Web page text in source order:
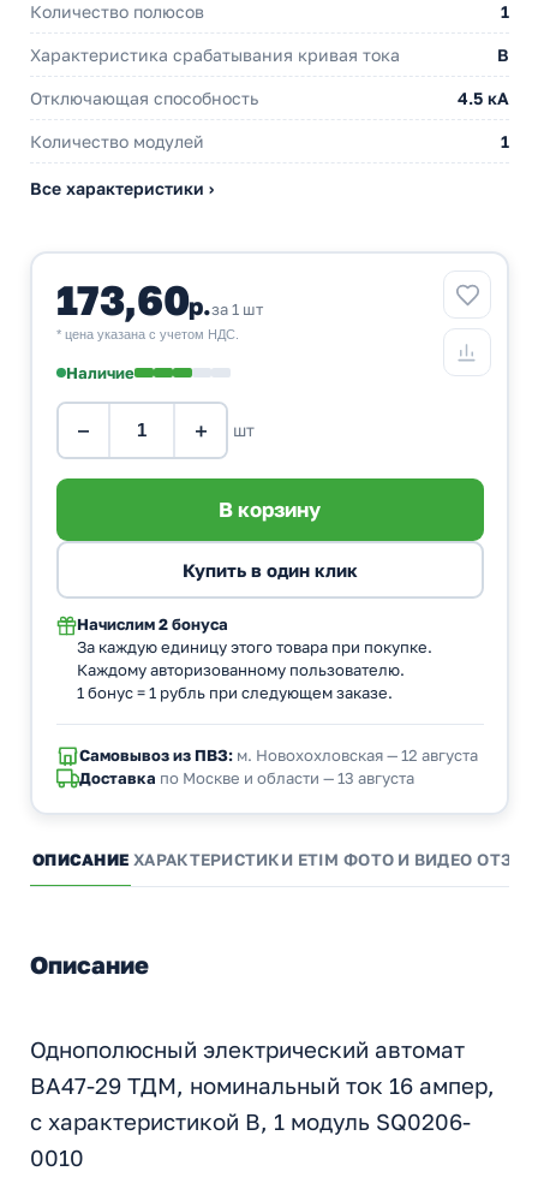
Количество полюсов 1
Характеристика срабатывания кривая тока B
Отключающая способность 4.5 кА
Количество модулей 1
Все характеристики ›
173,60р.за 1 шт
* цена указана с учетом НДС.
Наличие
− + шт
Начислим 2 бонуса
За каждую единицу этого товара при покупке.
Каждому авторизованному пользователю.
1 бонус = 1 рубль при следующем заказе.
Самовывоз из ПВЗ:м. Новохохловская — 12 августа
Доставка по Москве и области — 13 августа
ОПИСАНИЕ ХАРАКТЕРИСТИКИ ETIM ФОТО И ВИДЕО
Описание
Однополюсный электрический автомат
ВА47-29 ТДМ, номинальный ток 16 ампер,
с характеристикой B, 1 модуль SQ0206-
0010